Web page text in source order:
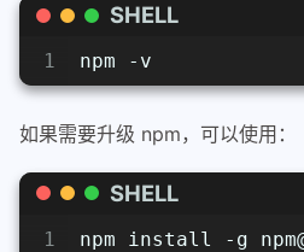
SHELL
1 npm -v
如果需要升级 npm，可以使用：
SHELL
1 npm install -g